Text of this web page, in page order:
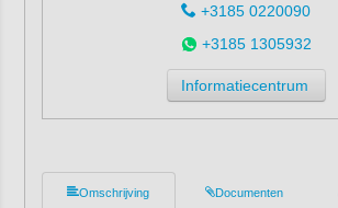
+3185 0220090
+3185 1305932
Informatiecentrum
Omschrijving Documenten